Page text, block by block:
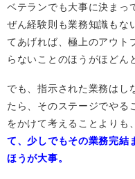
ベテランでも大事に決まっ
ぜん経験則も業務知識もな
てあげれば、極上のアウト
らないことのほうがほどん
でも、指示された業務はし
たら、そのステージでやる
をかけて考えることよりも、
て、少しでもその業務完結
ほうが大事。